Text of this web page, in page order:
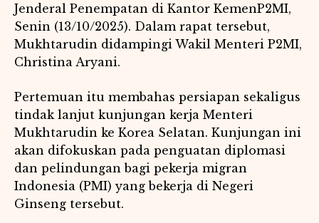
Jenderal Penempatan di Kantor KemenP2MI,
Senin (13/10/2025). Dalam rapat tersebut,
Mukhtarudin didampingi Wakil Menteri P2MI,
Christina Aryani.
Pertemuan itu membahas persiapan sekaligus
tindak lanjut kunjungan kerja Menteri
Mukhtarudin ke Korea Selatan. Kunjungan ini
akan difokuskan pada penguatan diplomasi
dan pelindungan bagi pekerja migran
Indonesia (PMI) yang bekerja di Negeri
Ginseng tersebut.